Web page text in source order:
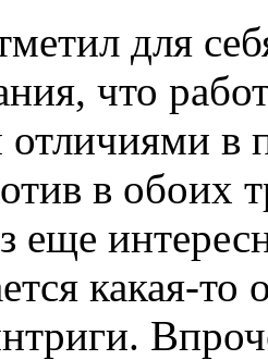
для
что
в
в обоих
еще
какая-то